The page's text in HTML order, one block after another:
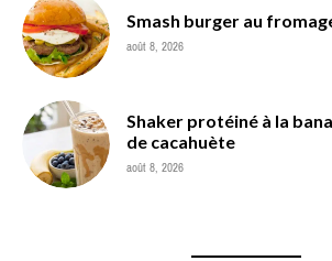
Smash burger au
août 8, 2026
Shaker protéiné à la
de cacahuète
août 8, 2026